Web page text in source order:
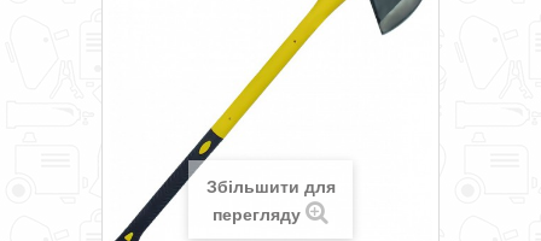
Збільшити для
перегляду